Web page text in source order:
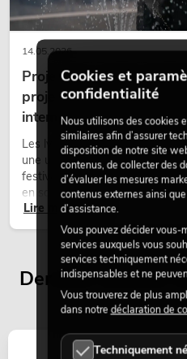
14.05.2026
Projecteurs à tête mobile
projecteurs à tête mobile
intempéries pour les
Les lyres outdoor sont des
une utilisation en extérieur.
festivals, de fêtes urbaines, de
en scène architecturales et
temporaires.
Lire maintenant
Derniers articles
Cookies et
confidentialité
Nous utilisons des cookies
similaires afin d’assurer
disposition de notre site
contenus, de collecter des
d’évaluer les mesures
contenus externes ainsi
d’assistance.
Vous pouvez décider vous-
services auxquels vous
services techniquement
indispensables et ne
Vous trouverez de plus
dans notre déclaration de
Techniquement